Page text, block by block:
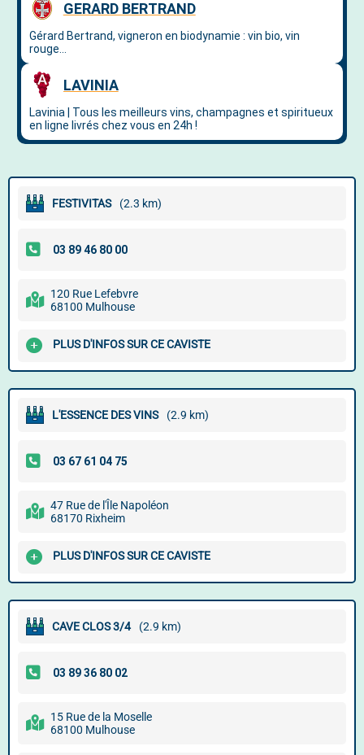
FESTIVITAS (2.3 km)
120 Rue Lefebvre
68100 Mulhouse
PLUS D'INFOS SUR CE CAVISTE
L'ESSENCE DES VINS (2.9 km)
47 Rue de l'Île Napoléon
68170 Rixheim
PLUS D'INFOS SUR CE CAVISTE
CAVE CLOS 3/4 (2.9 km)
15 Rue de la Moselle
68100 Mulhouse